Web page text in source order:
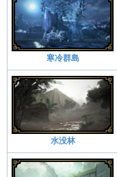
寒冷群島
水没林